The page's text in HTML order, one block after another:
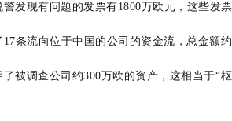
发现有问题的发票有1800万欧元，这些发
条流向位于中国的公司的资金流，总金额约
被调查公司约300万欧的资产，这相当于“